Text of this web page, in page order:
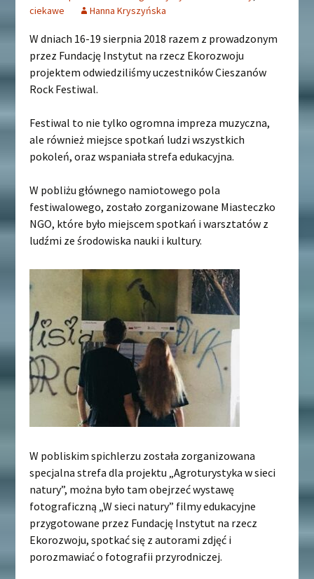
ciekawe
Hanna Kryszyńska
W dniach 16-19 sierpnia 2018 razem z prowadzonym
przez Fundację Instytut na rzecz Ekorozwoju
projektem odwiedziliśmy uczestników Cieszanów
Rock Festiwal.
Festiwal to nie tylko ogromna impreza muzyczna,
ale również miejsce spotkań ludzi wszystkich
pokoleń, oraz wspaniała strefa edukacyjna.
W pobliżu głównego namiotowego pola
festiwalowego, zostało zorganizowane Miasteczko
NGO, które było miejscem spotkań i warsztatów z
ludźmi ze środowiska nauki i kultury.
W pobliskim spichlerzu została zorganizowana
specjalna strefa dla projektu „Agroturystyka w sieci
natury”, można było tam obejrzeć wystawę
fotograficzną „W sieci natury” filmy edukacyjne
przygotowane przez Fundację Instytut na rzecz
Ekorozwoju, spotkać się z autorami zdjęć i
porozmawiać o fotografii przyrodniczej.